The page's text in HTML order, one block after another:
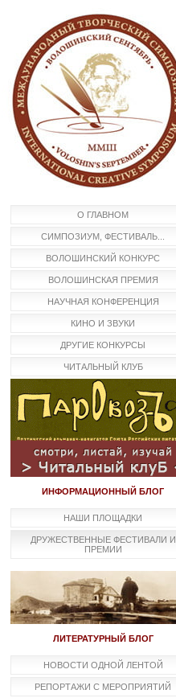
О ГЛАВНОМ
СИМПОЗИУМ, ФЕСТИВАЛЬ...
ВОЛОШИНСКИЙ КОНКУРС
ВОЛОШИНСКАЯ ПРЕМИЯ
НАУЧНАЯ КОНФЕРЕНЦИЯ
КИНО И ЗВУКИ
ДРУГИЕ КОНКУРСЫ
ЧИТАЛЬНЫЙ КЛУБ
ИНФОРМАЦИОННЫЙ БЛОГ
НАШИ ПЛОЩАДКИ
ДРУЖЕСТВЕННЫЕ ФЕСТИВАЛИ И
ПРЕМИИ
ЛИТЕРАТУРНЫЙ БЛОГ
НОВОСТИ ОДНОЙ ЛЕНТОЙ
РЕПОРТАЖИ С МЕРОПРИЯТИЙ